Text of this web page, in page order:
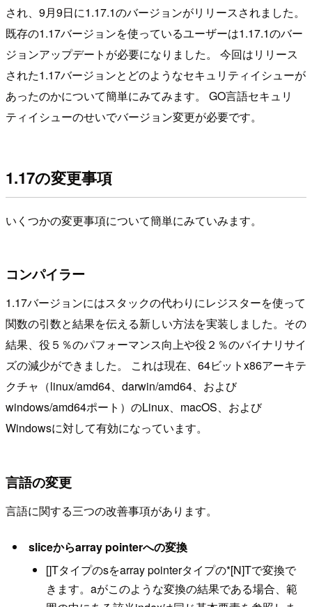
され、9月9日に1.17.1のバージョンがリリースされました。
既存の1.17バージョンを使っているユーザーは1.17.1のバー
ジョンアップデートが必要になりました。 今回はリリース
された1.17バージョンとどのようなセキュリティイシューが
あったのかについて簡単にみてみます。 GO言語セキュリ
ティイシューのせいでバージョン変更が必要です。
1.17の変更事項
いくつかの変更事項について簡単にみていみます。
コンパイラー
1.17バージョンにはスタックの代わりにレジスターを使って
関数の引数と結果を伝える新しい方法を実装しました。その
結果、役５％のパフォーマンス向上や役２％のバイナリサイ
ズの減少ができました。 これは現在、64ビットx86アーキテ
クチャ（linux/amd64、darwin/amd64、および
windows/amd64ポート）のLinux、macOS、および
Windowsに対して有効になっています。
言語の変更
言語に関する三つの改善事項があります。
sliceからarray pointerへの変換
[]Tタイプのsをarray pointerタイプの*[N]Tで変換で
きます。aがこのような変換の結果である場合、範